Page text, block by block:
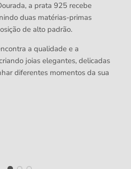
a prata 925 recebe
duas matérias-primas
de alto padrão.
a qualidade e a
joias elegantes, delicadas
diferentes momentos da sua